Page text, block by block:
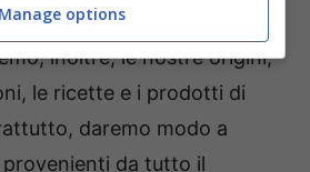
in Perù, in Martinica e in
inoltre, le nostre origini,
le ricette e i prodotti di
daremo modo a
da tutto il
Manage options